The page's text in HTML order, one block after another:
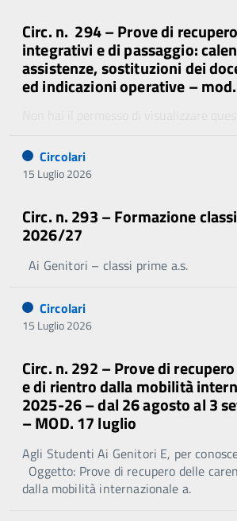
Circ. n. 294 – Prove di
integrativi e di passaggio:
assistenze, sostituzioni dei
ed indicazioni operative –
Circolari
15 Luglio 2026
Circ. n. 293 – Formazione
2026/27
Ai Genitori – classi prime a.s.
Circolari
15 Luglio 2026
Circ. n. 292 – Prove di
e di rientro dalla mobilità
2025-26 – dal 26 agosto al 3
– MOD. 17 luglio
Agli Studenti Ai Genitori E, per
Oggetto: Prove di recupero delle
dalla mobilità internazionale a.